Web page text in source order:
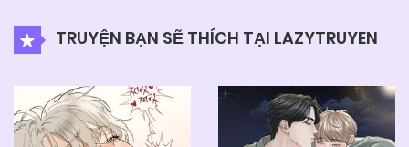
TRUYỆN BẠN SẼ THÍCH TẠI LAZYTRUYEN